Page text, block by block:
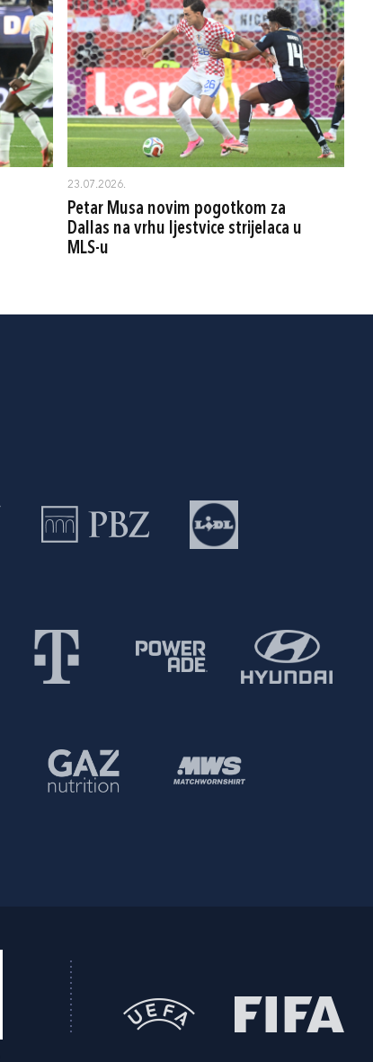
23.07.2026.
Petar Musa novim pogotkom za
Dallas na vrhu ljestvice strijelaca u
MLS-u